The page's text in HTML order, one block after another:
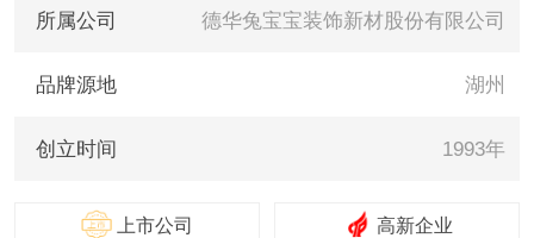
制、衣柜定制、环保板材、整体衣柜等家居产品为核
供全健康家居装饰综合服务。
所属公司 德华兔宝宝装饰新材股份有限公司
品牌源地 湖州
创立时间 1993年
上市公司 高新企业